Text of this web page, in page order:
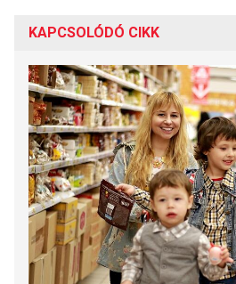
KAPCSOLÓDÓ CIKK